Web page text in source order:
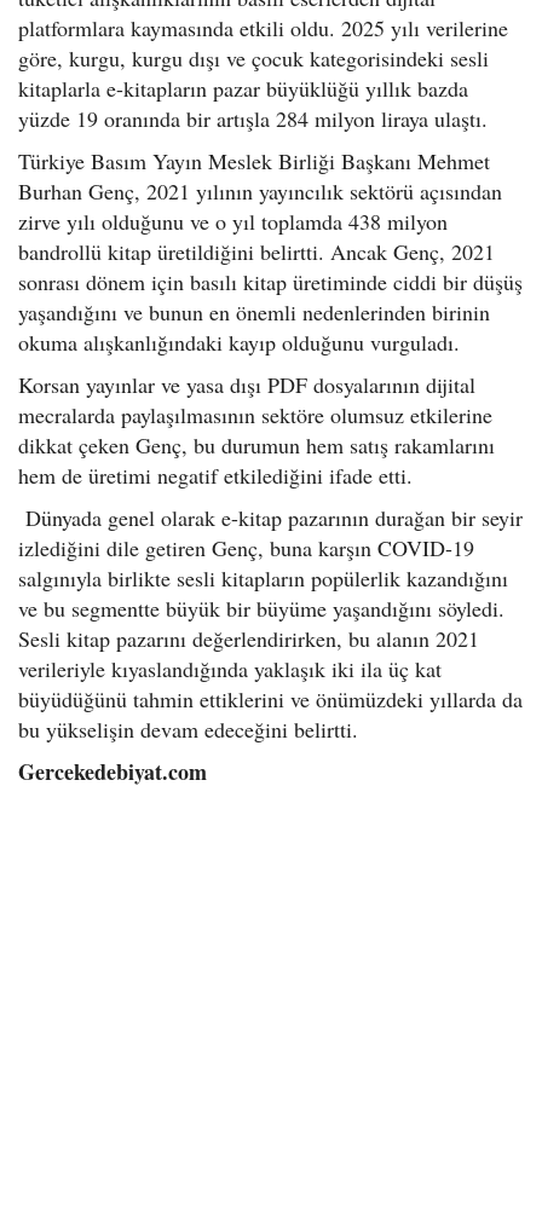
platformlara kaymasında etkili oldu. 2025 yılı verilerine
göre, kurgu, kurgu dışı ve çocuk kategorisindeki sesli
kitaplarla e-kitapların pazar büyüklüğü yıllık bazda
yüzde 19 oranında bir artışla 284 milyon liraya ulaştı.
Türkiye Basım Yayın Meslek Birliği Başkanı Mehmet
Burhan Genç, 2021 yılının yayıncılık sektörü açısından
zirve yılı olduğunu ve o yıl toplamda 438 milyon
bandrollü kitap üretildiğini belirtti. Ancak Genç, 2021
sonrası dönem için basılı kitap üretiminde ciddi bir düşüş
yaşandığını ve bunun en önemli nedenlerinden birinin
okuma alışkanlığındaki kayıp olduğunu vurguladı.
Korsan yayınlar ve yasa dışı PDF dosyalarının dijital
mecralarda paylaşılmasının sektöre olumsuz etkilerine
dikkat çeken Genç, bu durumun hem satış rakamlarını
hem de üretimi negatif etkilediğini ifade etti.
Dünyada genel olarak e-kitap pazarının durağan bir seyir
izlediğini dile getiren Genç, buna karşın COVID-19
salgınıyla birlikte sesli kitapların popülerlik kazandığını
ve bu segmentte büyük bir büyüme yaşandığını söyledi.
Sesli kitap pazarını değerlendirirken, bu alanın 2021
verileriyle kıyaslandığında yaklaşık iki ila üç kat
büyüdüğünü tahmin ettiklerini ve önümüzdeki yıllarda da
bu yükselişin devam edeceğini belirtti.
Gercekedebiyat.com